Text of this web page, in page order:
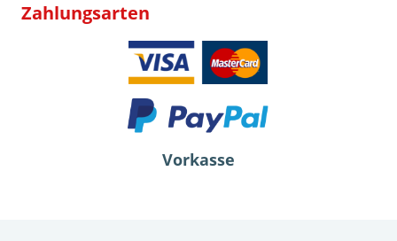
Zahlungsarten
Vorkasse